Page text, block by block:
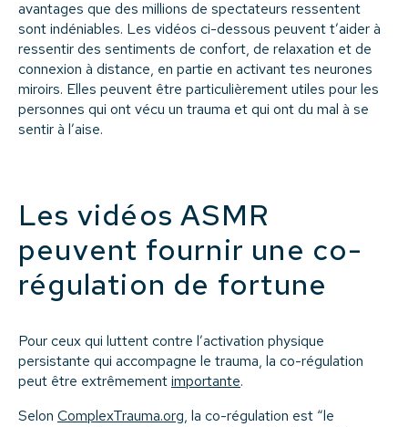
avantages que des millions de spectateurs ressentent
sont indéniables. Les vidéos ci-dessous peuvent t’aider à
ressentir des sentiments de confort, de relaxation et de
connexion à distance, en partie en activant tes neurones
miroirs. Elles peuvent être particulièrement utiles pour les
personnes qui ont vécu un trauma et qui ont du mal à se
sentir à l’aise.
Les vidéos ASMR
peuvent fournir une co-
régulation de fortune
Pour ceux qui luttent contre l’activation physique
persistante qui accompagne le trauma, la co-régulation
peut être extrêmementimportante.
Selon ComplexTrauma.org, la co-régulation est “le